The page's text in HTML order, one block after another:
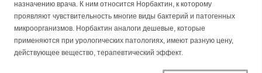
назначению врача. К ним относится Норбактин, к которому
проявляют чувствительность многие виды бактерий и патогенных
микроорганизмов. Норбактин аналоги дешевые, которые
применяются при урологических патологиях, имеют разную цену,
действующее вещество, терапевтический эффект.